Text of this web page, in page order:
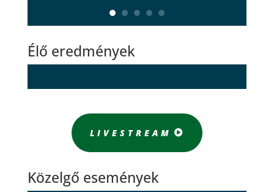
Élő eredmények
LIVESTREAM
Közelgő események